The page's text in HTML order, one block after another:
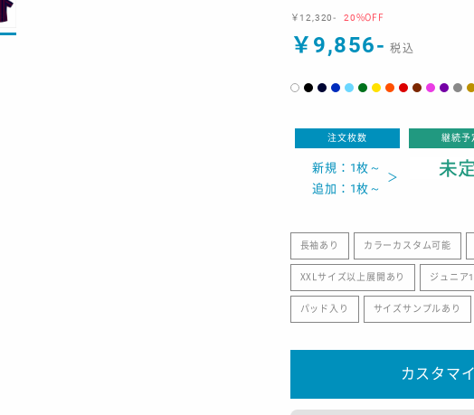
￥12,320- 20%OFF
￥9,856-
注文枚数
新規：1枚～
追加：1枚～
継続予
長袖あり カラーカスタム可能
XXLサイズ以上展開あり ジュニア
パッド入り サイズサンプルあり
カスタマ